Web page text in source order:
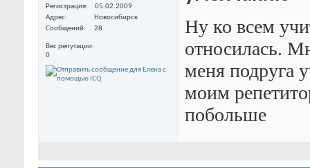
Регистрация
05.02.2009
Адрес
Новосибирск
Сообщений
28
Вес репутации
0
Ну ко всем
относилась.
меня подруга
моим
побольше